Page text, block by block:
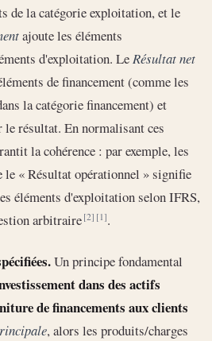
de la catégorie exploitation, et le
ajoute les éléments
d'exploitation. LeRésultat net
de financement (comme les
la catégorie financement) et
résultat. En normalisant ces
la cohérence : par exemple, les
le « Résultat opérationnel » signifie
éléments d'exploitation selon IFRS,
arbitraire[2] [1].
Un principe fondamental
dans des actifs
de financements aux clients
, alors les produits/charges